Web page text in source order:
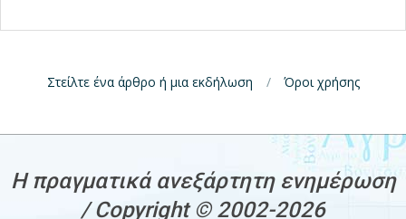
Στείλτε ένα άρθρο ή μια εκδήλωση Όροι χρήσης
H πραγματικά ανεξάρτητη ενημέρωση
/ Copyright © 2002-2026